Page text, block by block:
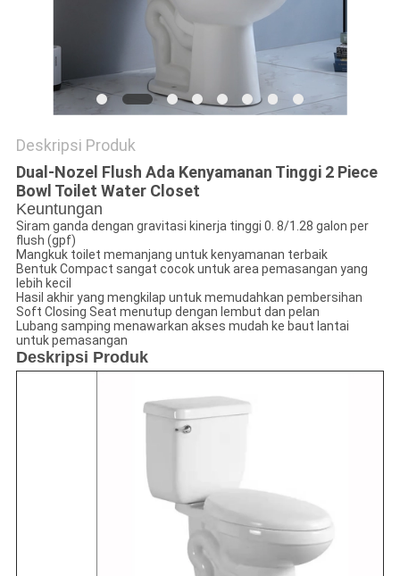
Deskripsi Produk
Dual-Nozel Flush Ada Kenyamanan Tinggi 2 Piece
Bowl Toilet Water Closet
Keuntungan
Siram ganda dengan gravitasi kinerja tinggi 0. 8/1.28 galon per
flush (gpf)
Mangkuk toilet memanjang untuk kenyamanan terbaik
Bentuk Compact sangat cocok untuk area pemasangan yang
lebih kecil
Hasil akhir yang mengkilap untuk memudahkan pembersihan
Soft Closing Seat menutup dengan lembut dan pelan
Lubang samping menawarkan akses mudah ke baut lantai
untuk pemasangan
Deskripsi Produk